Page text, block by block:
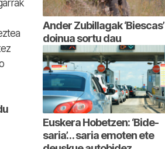
Ander Zubillagak ‘Biescas’
doinua sortu dau
Euskera Hobetzen: ‘Bide-
saria’… saria emoten ete